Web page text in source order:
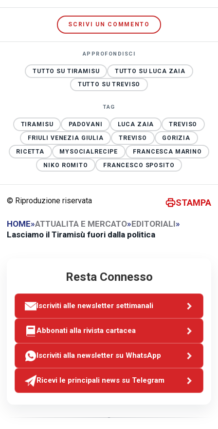
SCRIVI UN COMMENTO
APPROFONDISCI
TUTTO SU TIRAMISU
TUTTO SU LUCA ZAIA
TUTTO SU TREVISO
TAG
TIRAMISU PADOVANI LUCA ZAIA
TREVISO
FRIULI VENEZIA GIULIA
TREVISO
GORIZIA
RICETTA
MYSOCIALRECIPE
FRANCESCA MARINO
NIKO ROMITO
FRANCESCO SPOSITO
© Riproduzione riservata STAMPA
HOME»ATTUALITA E MERCATO»EDITORIALI»
Lasciamo il Tiramisù fuori dalla politica
Resta Connesso
Iscriviti alle newsletter settimanali
Abbonati alla rivista cartacea
Iscriviti alla newsletter su WhatsApp
Ricevi le principali news su Telegram